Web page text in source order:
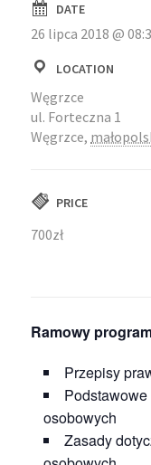
DATE
26 lipca 2018 @
LOCATION
Węgrzce
ul. Forteczna 1
Węgrzce,
PRICE
700zł
Ramowy
Przepisy
osobowych
Zasady